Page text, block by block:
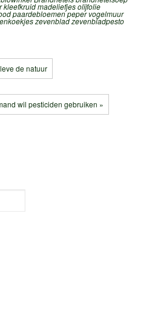
kleefkruidmadeliefjesolijfolie
paardebloemenpeper vogelmuur
zevenbladzevenbladpesto
de natuur
wil pesticiden gebruiken »